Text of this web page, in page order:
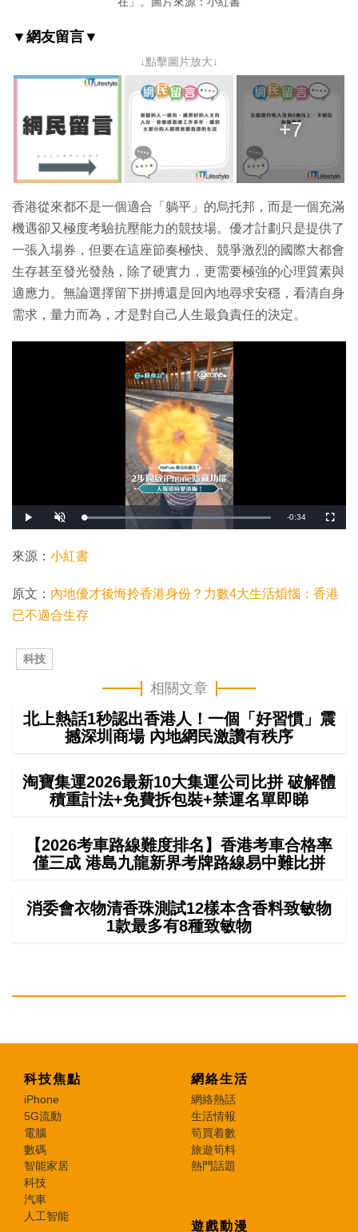
▼網友留言▼
↓點擊圖片放大↓
+7
香港從來都不是一個適合「躺平」的烏托邦，而是一個充滿
機遇卻又極度考驗抗壓能力的競技場。優才計劃只是提供了
一張入場券，但要在這座節奏極快、競爭激烈的國際大都會
生存甚至發光發熱，除了硬實力，更需要極強的心理質素與
適應力。無論選擇留下拼搏還是回內地尋求安穩，看清自身
需求，量力而為，才是對自己人生最負責任的決定。
播
放
開
啟
載
入
0
0
剩
間
-0:34
全
螢
來源： 小紅書
原文： 內地優才後悔拎香港身份？力數4大生活煩惱：香港
已不適合生存
科技
相關文章
北上熱話1秒認出香港人！一個「好習慣」震
撼深圳商場 內地網民激讚有秩序
淘寶集運2026最新10大集運公司比拼 破解體
積重計法+免費拆包裝+禁運名單即睇
【2026考車路線難度排名】香港考車合格率
僅三成 港島九龍新界考牌路線易中難比拼
消委會衣物清香珠測試12樣本含香料致敏物
1款最多有8種致敏物
科技焦點
iPhone
5G流動
電腦
數碼
智能家居
科技
汽車
人工智能
網絡生活
網絡熱話
生活情報
筍買着數
旅遊筍料
熱門話題
遊戲動漫